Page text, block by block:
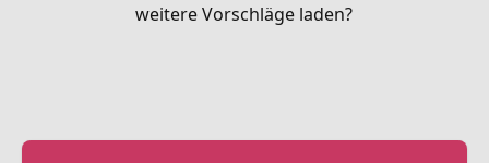
weitere Vorschläge laden?